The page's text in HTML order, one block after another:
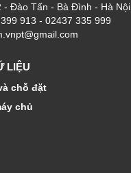
- Đào Tấn - Bà Đình - Hà Nội
913 - 02437 335 999
LIỆU
chỗ đặt
chủ